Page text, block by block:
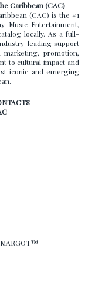
Caribbean (CAC)
(CAC) is the #1
Music Entertainment,
locally. As a full-
leading support
promotion,
to cultural impact and
iconic and emerging